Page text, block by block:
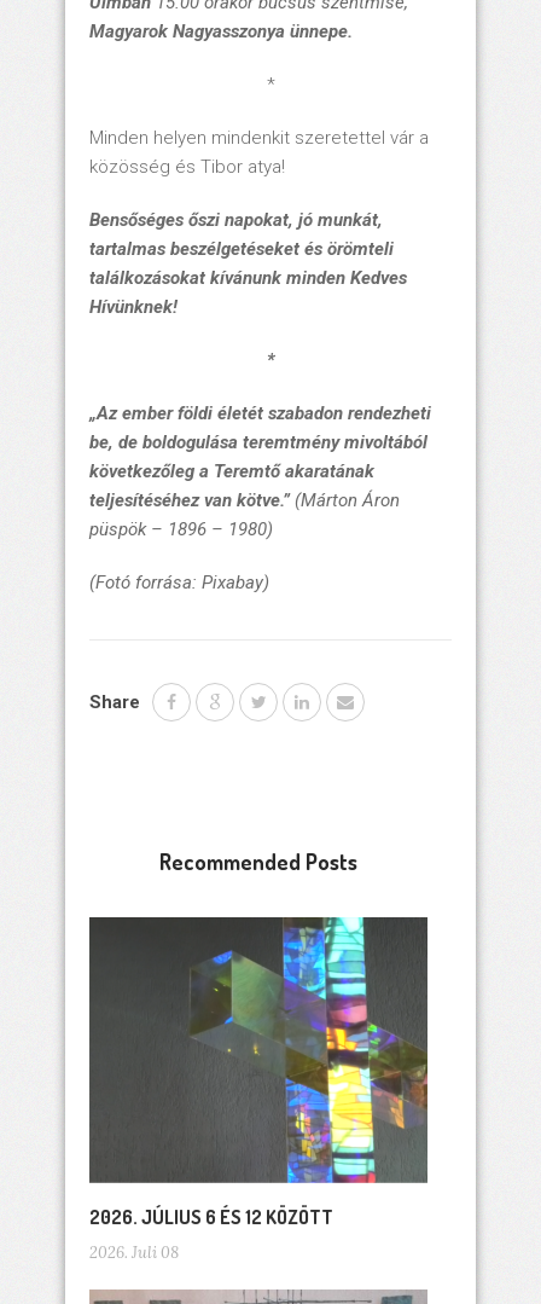
Magyarok Nagyasszonya ünnepe.
*
Minden helyen mindenkit szeretettel vár a
közösség és Tibor atya!
Bensőséges őszi napokat, jó munkát,
tartalmas beszélgetéseket és örömteli
találkozásokat kívánunk minden Kedves
Hívünknek!
*
„Az ember földi életét szabadon rendezheti
be, de boldogulása teremtmény mivoltából
következőleg a Teremtő akaratának
teljesítéséhez van kötve.” (Márton Áron
püspök – 1896 – 1980)
(Fotó forrása: Pixabay)
Share
Recommended Posts
2026. JÚLIUS 6 ÉS 12 KÖZÖTT
2026. Juli 08